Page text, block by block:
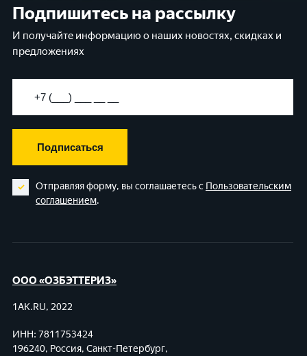
Подпишитесь на рассылку
И получайте информацию о наших новостях, скидках и
предложениях
Подписаться
Отправляя форму, вы соглашаетесь с Пользовательским
соглашением.
ООО «ОЗБЭТТЕРИЗ»
1AK.RU, 2022
ИНН: 7811753424
196240, Россия, Санкт-Петербург,